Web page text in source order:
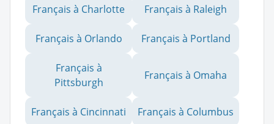
Français à Charlotte Français à Raleigh
Français à Orlando Français à Portland
Français à
Pittsburgh
Français à Omaha
Français à Cincinnati Français à Columbus